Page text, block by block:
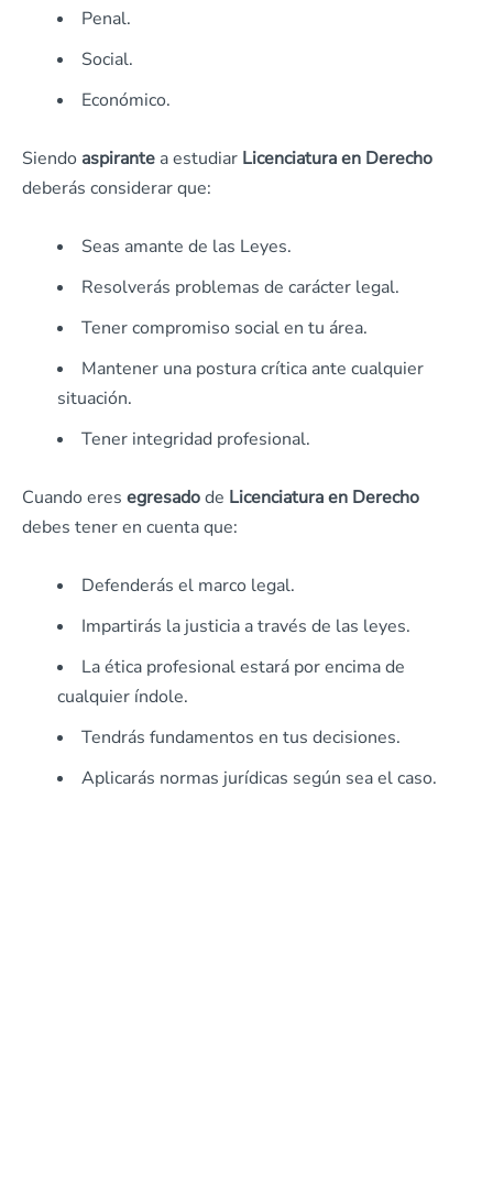
Penal.
Social.
Económico.
Siendo aspirante a estudiar Licenciatura en Derecho
deberás considerar que:
Seas amante de las Leyes.
Resolverás problemas de carácter legal.
Tener compromiso social en tu área.
Mantener una postura crítica ante cualquier
situación.
Tener integridad profesional.
Cuando eres egresadode Licenciatura en Derecho
debes tener en cuenta que:
Defenderás el marco legal.
Impartirás la justicia a través de las leyes.
La ética profesional estará por encima de
cualquier índole.
Tendrás fundamentos en tus decisiones.
Aplicarás normas jurídicas según sea el caso.